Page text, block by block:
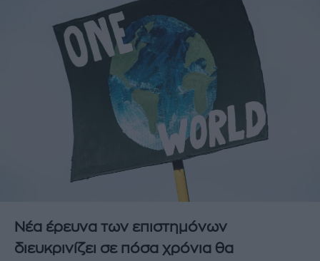
Νέα έρευνα των επιστημόνων
διευκρινίζει σε πόσα χρόνια θα